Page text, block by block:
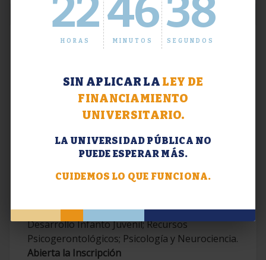
22
HORAS
46
MINUTOS
38
SEGUNDOS
SIN APLICAR LA LEY DE
FINANCIAMIENTO
UNIVERSITARIO.
LA UNIVERSIDAD PÚBLICA NO
PUEDE ESPERAR MÁS.
CUIDEMOS LO QUE FUNCIONA.
Extensión. Diplomaturas 2026.
Contemporáneas; Problemáticas en el
Desarrollo Infanto Juvenil; Recursos
Psicogerontológicos; Psicología y Neurociencia.
Abierta la Inscripción